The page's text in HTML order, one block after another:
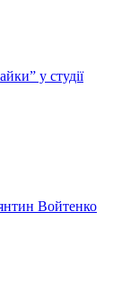
у студії
Войтенко